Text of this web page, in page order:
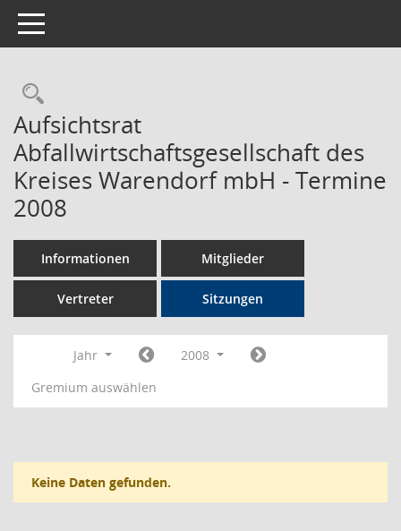
Toggle navigation
Rechercheauswahl
Aufsichtsrat
Abfallwirtschaftsgesellschaft des
Kreises Warendorf mbH - Termine
2008
Informationen Mitglieder
Vertreter Sitzungen
Jahr
2008
Gremium auswählen
Keine Daten gefunden.